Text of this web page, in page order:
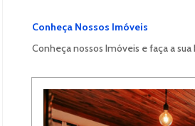
Conheça Nossos Imóveis
Conheça nossos Imóveis e faça a sua